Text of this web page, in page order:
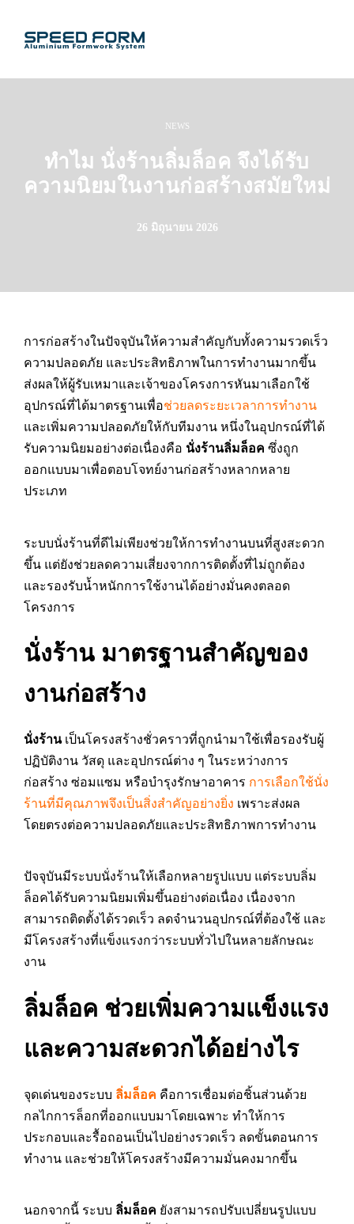
NEWS
ทำไม นั่งร้านลิ่มล็อค จึงได้รับ
ความนิยมในงานก่อสร้างสมัยใหม่
26 มิถุนายน 2026
การก่อสร้างในปัจจุบันให้ความสำคัญกับทั้งความรวดเร็ว
ความปลอดภัย และประสิทธิภาพในการทำงานมากขึ้น
ส่งผลให้ผู้รับเหมาและเจ้าของโครงการหันมาเลือกใช้
อุปกรณ์ที่ได้มาตรฐานเพื่อช่วยลดระยะเวลาการทำงาน
และเพิ่มความปลอดภัยให้กับทีมงาน หนึ่งในอุปกรณ์ที่ได้
รับความนิยมอย่างต่อเนื่องคือ นั่งร้านลิ่มล็อค ซึ่งถูก
ออกแบบมาเพื่อตอบโจทย์งานก่อสร้างหลากหลาย
ประเภท
ระบบนั่งร้านที่ดีไม่เพียงช่วยให้การทำงานบนที่สูงสะดวก
ขึ้น แต่ยังช่วยลดความเสี่ยงจากการติดตั้งที่ไม่ถูกต้อง
และรองรับน้ำหนักการใช้งานได้อย่างมั่นคงตลอด
โครงการ
นั่งร้าน มาตรฐานสำคัญของ
งานก่อสร้าง
นั่งร้านเป็นโครงสร้างชั่วคราวที่ถูกนำมาใช้เพื่อรองรับผู้
ปฏิบัติงาน วัสดุ และอุปกรณ์ต่าง ๆ ในระหว่างการ
ก่อสร้าง ซ่อมแซม หรือบำรุงรักษาอาคาร การเลือกใช้นั่ง
ร้านที่มีคุณภาพจึงเป็นสิ่งสำคัญอย่างยิ่ง เพราะส่งผล
โดยตรงต่อความปลอดภัยและประสิทธิภาพการทำงาน
ปัจจุบันมีระบบนั่งร้านให้เลือกหลายรูปแบบ แต่ระบบลิ่ม
ล็อคได้รับความนิยมเพิ่มขึ้นอย่างต่อเนื่อง เนื่องจาก
สามารถติดตั้งได้รวดเร็ว ลดจำนวนอุปกรณ์ที่ต้องใช้ และ
มีโครงสร้างที่แข็งแรงกว่าระบบทั่วไปในหลายลักษณะ
งาน
ลิ่มล็อค ช่วยเพิ่มความแข็งแรง
และความสะดวกได้อย่างไร
จุดเด่นของระบบ ลิ่มล็อค คือการเชื่อมต่อชิ้นส่วนด้วย
กลไกการล็อกที่ออกแบบมาโดยเฉพาะ ทำให้การ
ประกอบและรื้อถอนเป็นไปอย่างรวดเร็ว ลดขั้นตอนการ
ทำงาน และช่วยให้โครงสร้างมีความมั่นคงมากขึ้น
นอกจากนี้ ระบบ ลิ่มล็อค ยังสามารถปรับเปลี่ยนรูปแบบ